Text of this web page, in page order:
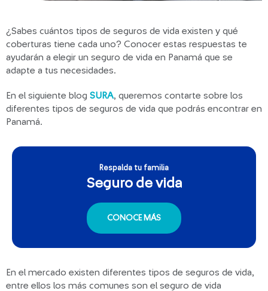
¿Sabes cuántos tipos de seguros de vida existen y qué
coberturas tiene cada uno? Conocer estas respuestas te
ayudarán a elegir un seguro de vida en Panamá que se
adapte a tus necesidades.
En el siguiente blog SURA, queremos contarte sobre los
diferentes tipos de seguros de vida que podrás encontrar en
Panamá.
Respalda tu familia
Seguro de vida
CONOCE MÁS
En el mercado existen diferentes tipos de seguros de vida,
entre ellos los más comunes son el seguro de vida